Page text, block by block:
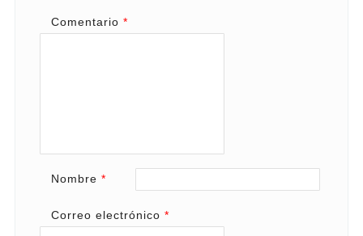
Comentario *
Nombre *
Correo electrónico *